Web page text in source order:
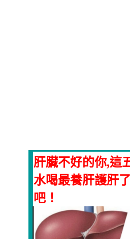
肝臟不好的你,這
水喝最養肝護肝
吧！